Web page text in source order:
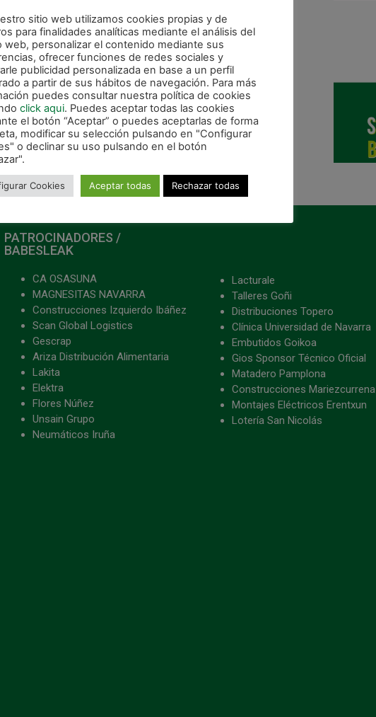
PATROCINADORES /
BABESLEAK
CA OSASUNA
MAGNESITAS NAVARRA
Construcciones Izquierdo Ibáñez
Scan Global Logistics
Gescrap
Ariza Distribución Alimentaria
Lakita
Elektra
Flores Núñez
Unsain Grupo
Neumáticos Iruña
Lacturale
Talleres Goñi
Distribuciones Topero
Clínica Universidad de Navarra
Embutidos Goikoa
Gios Sponsor Técnico Oficial
Matadero Pamplona
Construcciones Mariezcurrena
Montajes Eléctricos Erentxun
Lotería San Nicolás
sitio web utilizamos cookies propias y de
para finalidades analíticas mediante el análisis del
web, personalizar el contenido mediante sus
ofrecer funciones de redes sociales y
publicidad personalizada en base a un perfil
a partir de sus hábitos de navegación. Para más
puedes consultar nuestra política de cookies
click aqui. Puedes aceptar todas las cookies
el botón “Aceptar” o puedes aceptarlas de forma
modificar su selección pulsando en "Configurar
o declinar su uso pulsando en el botón
Cookies Aceptar todas Rechazar todas